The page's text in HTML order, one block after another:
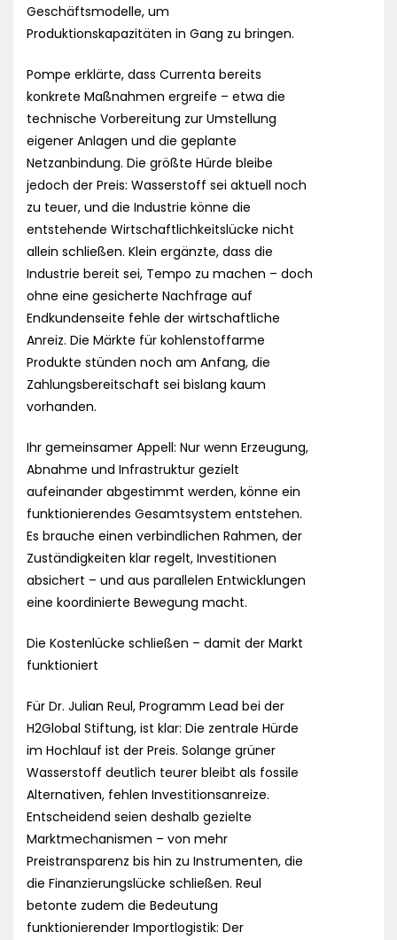
Geschäftsmodelle, um
Produktionskapazitäten in Gang zu bringen.
Pompe erklärte, dass Currenta bereits
konkrete Maßnahmen ergreife – etwa die
technische Vorbereitung zur Umstellung
eigener Anlagen und die geplante
Netzanbindung. Die größte Hürde bleibe
jedoch der Preis: Wasserstoff sei aktuell noch
zu teuer, und die Industrie könne die
entstehende Wirtschaftlichkeitslücke nicht
allein schließen. Klein ergänzte, dass die
Industrie bereit sei, Tempo zu machen – doch
ohne eine gesicherte Nachfrage auf
Endkundenseite fehle der wirtschaftliche
Anreiz. Die Märkte für kohlenstoffarme
Produkte stünden noch am Anfang, die
Zahlungsbereitschaft sei bislang kaum
vorhanden.
Ihr gemeinsamer Appell: Nur wenn Erzeugung,
Abnahme und Infrastruktur gezielt
aufeinander abgestimmt werden, könne ein
funktionierendes Gesamtsystem entstehen.
Es brauche einen verbindlichen Rahmen, der
Zuständigkeiten klar regelt, Investitionen
absichert – und aus parallelen Entwicklungen
eine koordinierte Bewegung macht.
Die Kostenlücke schließen – damit der Markt
funktioniert
Für Dr. Julian Reul, Programm Lead bei der
H2Global Stiftung, ist klar: Die zentrale Hürde
im Hochlauf ist der Preis. Solange grüner
Wasserstoff deutlich teurer bleibt als fossile
Alternativen, fehlen Investitionsanreize.
Entscheidend seien deshalb gezielte
Marktmechanismen – von mehr
Preistransparenz bis hin zu Instrumenten, die
die Finanzierungslücke schließen. Reul
betonte zudem die Bedeutung
funktionierender Importlogistik: Der